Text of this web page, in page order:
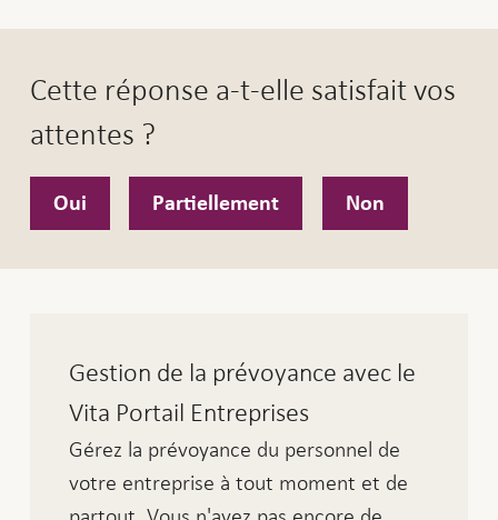
Cette réponse a-t-elle satisfait vos
attentes ?
Oui Partiellement Non
Gestion de la prévoyance avec le
Vita Portail Entreprises
Gérez la prévoyance du personnel de
votre entreprise à tout moment et de